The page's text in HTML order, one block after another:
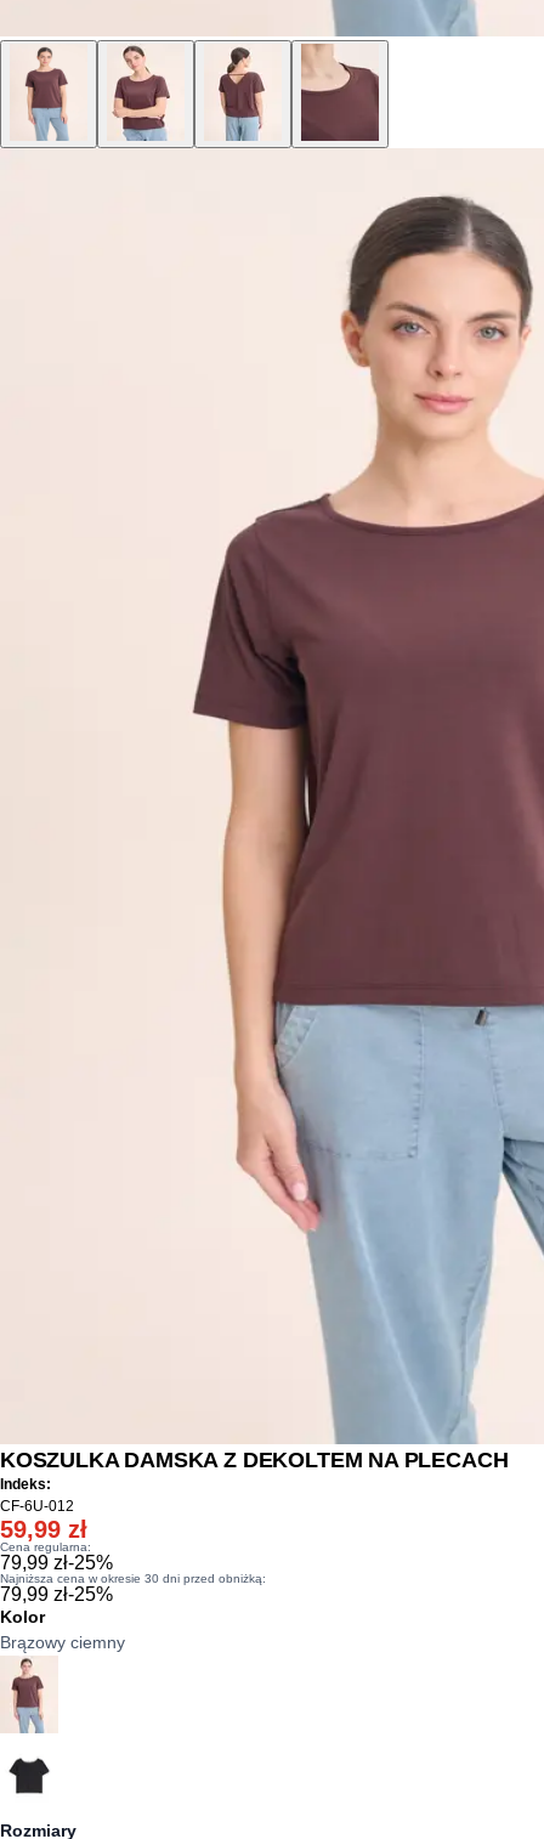
KOSZULKA DAMSKA Z DEKOLTEM NA PLECACH
Indeks:
CF-6U-012
59,99 zł
Cena regularna:
79,99 zł-25%
Najniższa cena w okresie 30 dni przed obniżką:
79,99 zł-25%
Kolor
Brązowy ciemny
Rozmiary